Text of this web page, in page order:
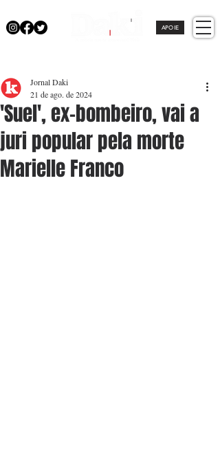
APOIE
'Suel', ex-bombeiro, vai a
juri popular pela morte
Marielle Franco
Jornal Daki
21 de ago. de 2024